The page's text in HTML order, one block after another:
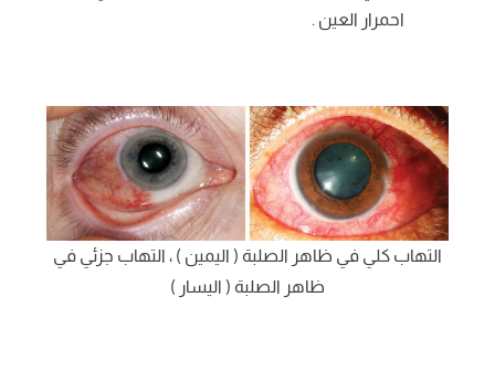
احمرار العين .
التهاب كلي في ظاهر الصلبة ( اليمين ) ، التهاب جزئي في
ظاهر الصلبة ( اليسار )